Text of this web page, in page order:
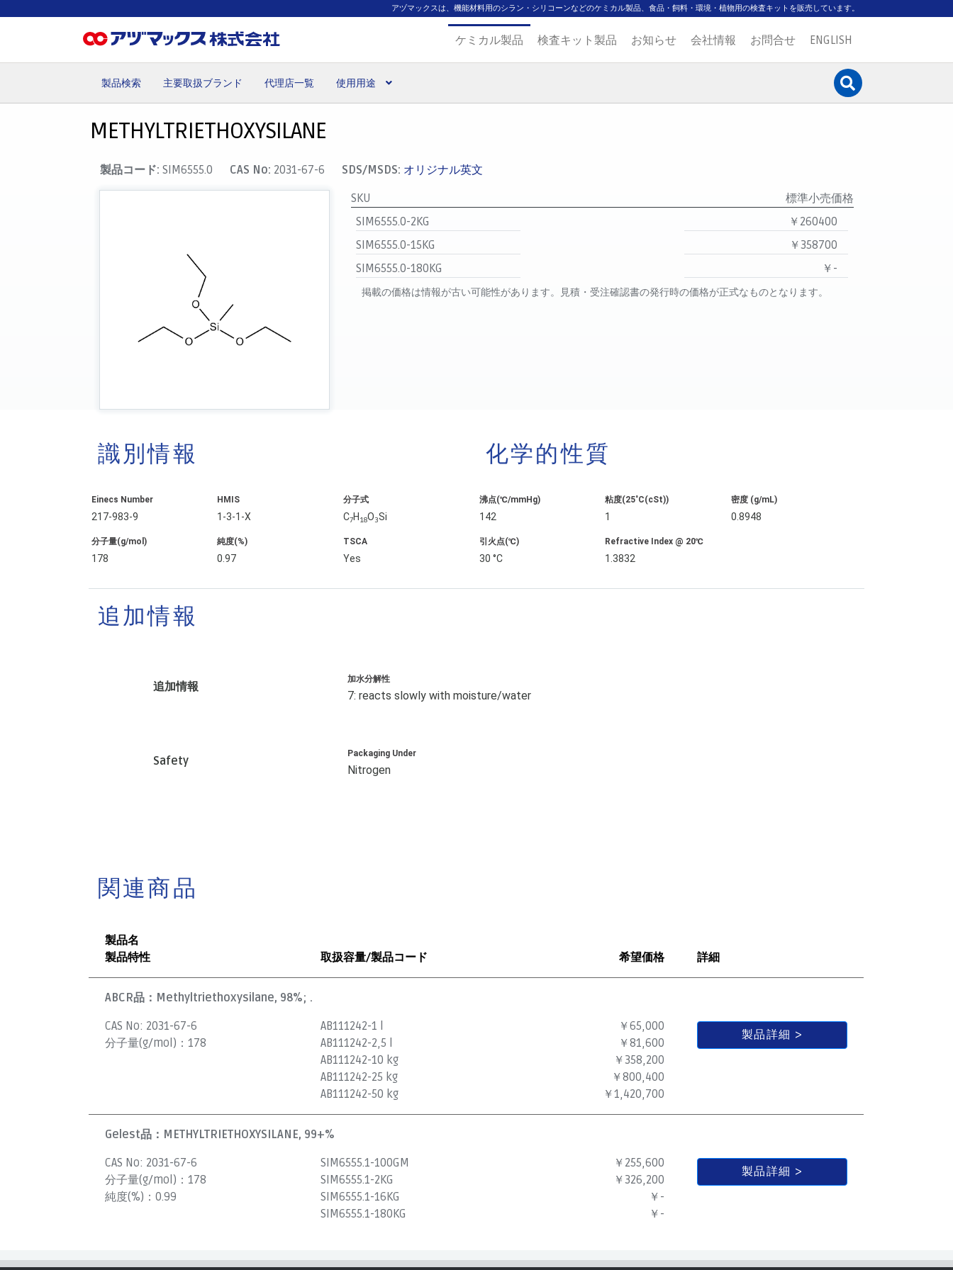
アヅマックスは、機能材料用のシラン・シリコーンなどのケミカル製品、食品・飼料・環境・植物用の検査キットを販売しています。
ケミカル製品 検査キット製品 お知らせ 会社情報 お問合せ ENGLISH
製品検索 主要取扱ブランド 代理店一覧 使用用途
METHYLTRIETHOXYSILANE
製品コード:SIM6555.0 CAS No: 2031-67-6 SDS/MSDS: オリジナル英文
SKU
標準小売価格
SIM6555.0-2KG
￥260400
SIM6555.0-15KG
￥358700
SIM6555.0-180KG
￥-
掲載の価格は情報が古い可能性があります。見積・受注確認書の発行時の価格が正式なものとなります。
識別情報
Einecs Number
217-983-9
HMIS
1-3-1-X
分子式
C7H 18O3Si
分子量(g/mol)
178
純度(%)
0.97
TSCA
Yes
化学的性質
沸点(℃/mmHg)
142
粘度(25˚C(cSt))
1
密度 (g/mL)
0.8948
引火点(℃)
30 °C
Refractive Index @ 20℃
1.3832
追加情報
追加情報
加水分解性
7: reacts slowly with moisture/water
Safety
Packaging Under
Nitrogen
関連商品
製品名
製品特性
取扱容量/製品コード 希望価格 詳細
ABCR品： Methyltriethoxysilane, 98%; .
CAS No: 2031-67-6
分子量(g/mol)： 178
AB111242-1 l
AB111242-2,5 l
AB111242-10 kg
AB111242-25 kg
AB111242-50 kg
￥65,000
￥81,600
￥358,200
￥800,400
￥1,420,700
製品詳細
Gelest品： METHYLTRIETHOXYSILANE, 99+%
CAS No: 2031-67-6
分子量(g/mol)： 178
純度(%)： 0.99
SIM6555.1-100GM
SIM6555.1-2KG
SIM6555.1-16KG
SIM6555.1-180KG
￥255,600
￥326,200
￥-
￥-
製品詳細